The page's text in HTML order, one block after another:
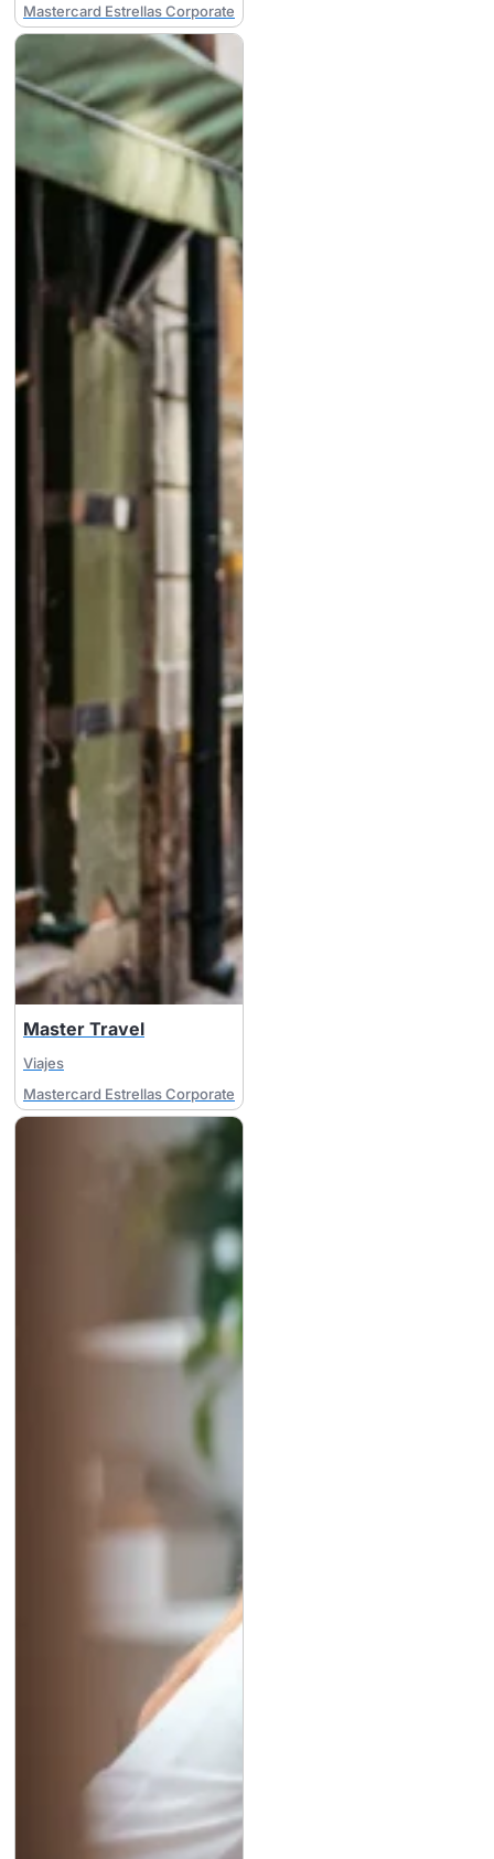
Mastercard Estrellas Corporate
Master Travel
Viajes
Mastercard Estrellas Corporate